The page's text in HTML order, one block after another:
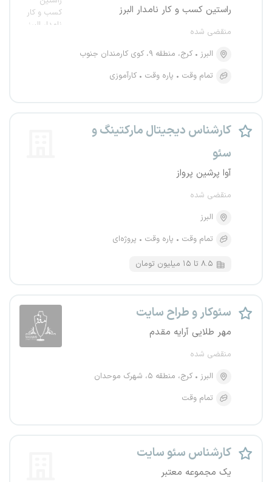
راستین کسب و کار نامدار البرز
منقضی شده
البرز
کرج، منطقه ۹، کوی کارمندان جنوب
تمام وقت
پاره وقت کارآموزی
کارشناس دیجیتال مارکتینگ و
سئو
آوا پرشین پرواز
منقضی شده
البرز
تمام وقت
پاره وقت پروژه‌ای
۸.۵ تا ۱۵ میلیون تومان
سئوکار و طراح سایت
مهر طلایی آرایه مقدم
منقضی شده
البرز
کرج، منطقه ۵، شهرک موحدان
تمام وقت
کارشناس سئو سایت
یک مجموعه معتبر